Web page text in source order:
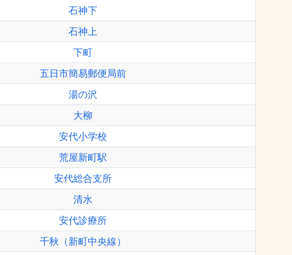
石神下
石神上
下町
五日市簡易郵便局前
湯の沢
大柳
安代小学校
荒屋新町駅
安代総合支所
清水
安代診療所
千秋（新町中央線）